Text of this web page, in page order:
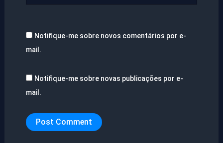
Notifique-me sobre novos comentários por e-
mail.
Notifique-me sobre novas publicações por e-
mail.